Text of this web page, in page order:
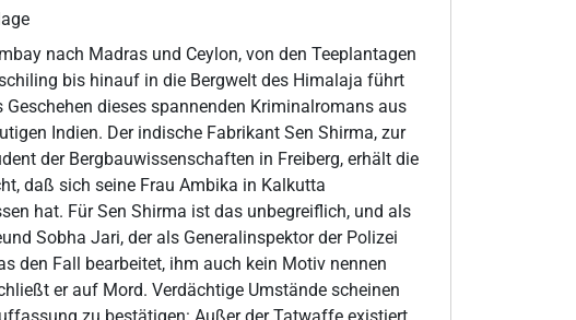
nach Madras und Ceylon, von den Teeplantagen
bis hinauf in die Bergwelt des Himalaja führt
Geschehen dieses spannenden Kriminalromans aus
Indien. Der indische Fabrikant Sen Shirma, zur
der Bergbauwissenschaften in Freiberg, erhält die
daß sich seine Frau Ambika in Kalkutta
hat. Für Sen Shirma ist das unbegreiflich, und als
Sobha Jari, der als Generalinspektor der Polizei
den Fall bearbeitet, ihm auch kein Motiv nennen
er auf Mord. Verdächtige Umstände scheinen